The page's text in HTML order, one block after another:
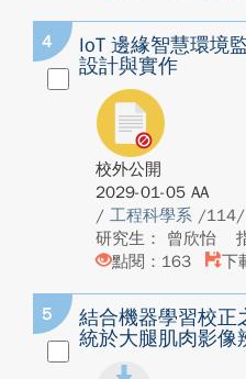
4
IoT 邊緣智慧環境
設計與實作
校外公開
2029-01-05 AA
/ 工程科學系 /114/
研究生： 曾欣怡
點閱：163
下
5
結合機器學習校正
統於大腿肌肉影像